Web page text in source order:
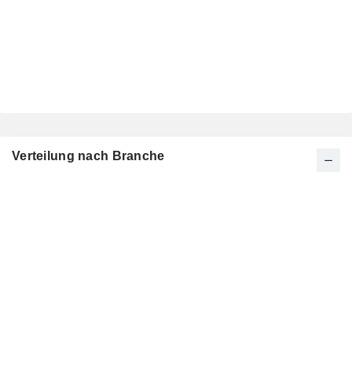
Verteilung nach Branche